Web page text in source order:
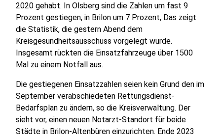
2020 gehabt. In Olsberg sind die Zahlen um fast 9
Prozent gestiegen, in Brilon um 7 Prozent, Das zeigt
die Statistik, die gestern Abend dem
Kreisgesundheitsausschuss vorgelegt wurde.
Insgesamt rückten die Einsatzfahrzeuge über 1500
Mal zu einem Notfall aus.
Die gestiegenen Einsatzzahlen seien kein Grund den im
September verabschiedeten Rettungsdienst-
Bedarfsplan zu ändern, so die Kreisverwaltung. Der
sieht vor, einen neuen Notarzt-Standort für beide
Städte in Brilon-Altenbüren einzurichten. Ende 2023